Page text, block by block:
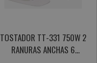
TOSTADOR TT-331 750W 2
RANURAS ANCHAS 6